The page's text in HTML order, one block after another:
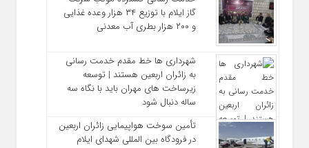
گاز ایلام با توزیع ۳۴ هزار وعده غذایی
و ۲۰۰ هزار بطری آب معدنی
شهرداری‌ ها خط مقدم خدمت ‌رسانی
به زائران اربعین هستند | توسعه
زیرساخت ‌های مهران باید با نگاه سه‌
ساله دنبال شود
تأمین سوخت هواپیمایی زائران اربعین
در فرودگاه بین المللی شهدای ایلام